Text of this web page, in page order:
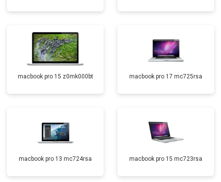
macbook pro 15 z0mk000bt macbook pro 17 mc725rsa
macbook pro 13 mc724rsa macbook pro 15 mc723rsa